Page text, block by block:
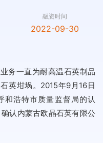
融资时间
2022-09-30
务一直为耐高温石英制品
英坩埚。2015年9月16日
和浩特市质量监督局的认
认内蒙古欧晶石英有限公